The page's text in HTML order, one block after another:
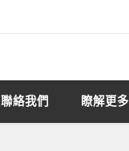
聯絡我們 瞭解更多